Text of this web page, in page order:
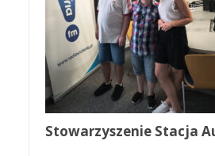
Stowarzyszenie Stacja